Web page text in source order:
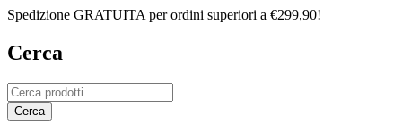
Spedizione GRATUITA per ordini superiori a €299,90!
Cerca